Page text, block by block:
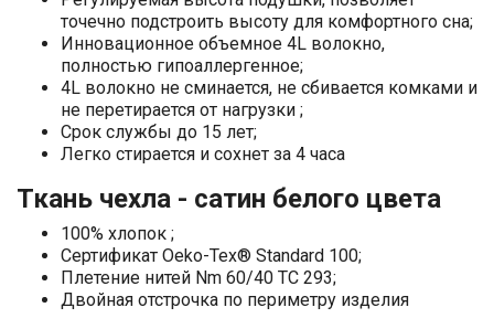
точечно подстроить высоту для комфортного сна;
Инновационное объемное 4L волокно,
полностью гипоаллергенное;
4L волокно не сминается, не сбивается комками и
не перетирается от нагрузки ;
Срок службы до 15 лет;
Легко стирается и сохнет за 4 часа
Ткань чехла - сатин белого цвета
100% хлопок ;
Сертификат Oeko-Tex® Standard 100;
Плетение нитей Nm 60/40 TC 293;
Двойная отстрочка по периметру изделия